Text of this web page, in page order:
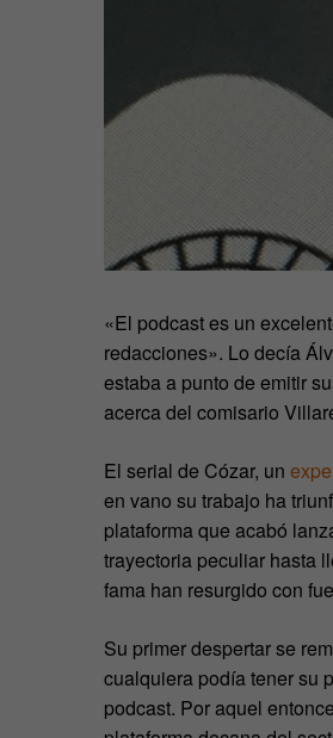
«El podcast es un
redacciones». Lo decía
estaba a punto de emitir
acerca del comisario
El serial de Cózar, un
en vano su trabajo ha
plataforma que acabó
trayectoria peculiar hasta
fama han resurgido con
Su primer despertar se
cualquiera podía tener su
podcast. Por aquel